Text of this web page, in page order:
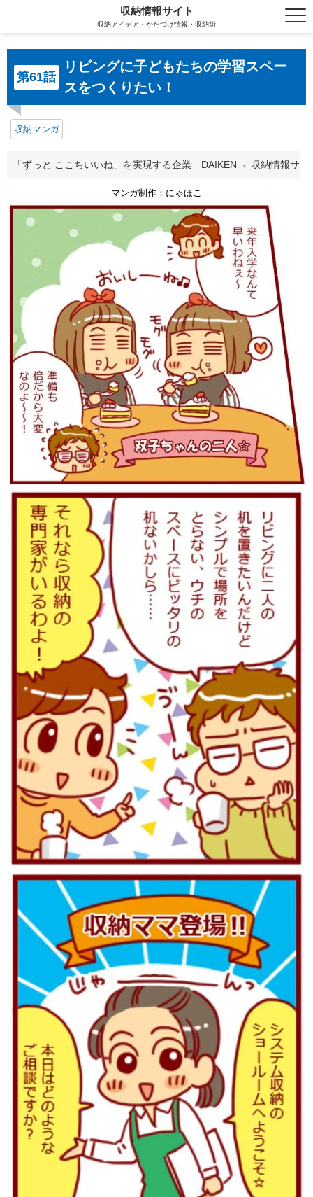
収納情報サイト
収納アイデア・かたづけ情報・収納術
第61話
リビングに子どもたちの学習スペー
スをつくりたい！
収納マンガ
「ずっと ここちいいね」を実現する企業 DAIKEN 収納情報サイ
マンガ制作：にゃほこ